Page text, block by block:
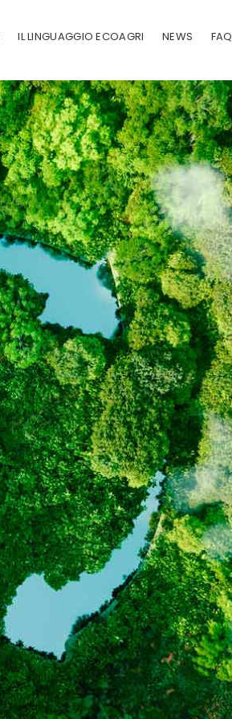
IL LINGUAGGIO ECOAGRI NEWS FAQ